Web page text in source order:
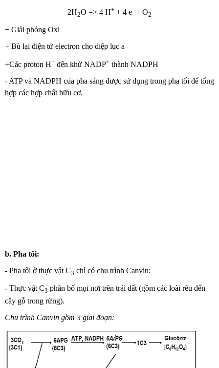
2H2O => 4 H+ + 4 e- + O2
+ Giải phóng Oxi
+ Bù lại điện tử electron cho diệp lục a
+Các proton H+ đến khử NADP+ thành NADPH
- ATP và NADPH của pha sáng được sử dụng trong pha tối để tổng
hợp các hợp chất hữu cơ.
b. Pha tối:
- Pha tối ở thực vật C3 chỉ có chu trình Canvin:
- Thực vật C3 phân bố mọi nơi trên trái đất (gồm các loài rêu đến
cây gỗ trong rừng).
Chu trình Canvin gồm 3 giai đoạn: